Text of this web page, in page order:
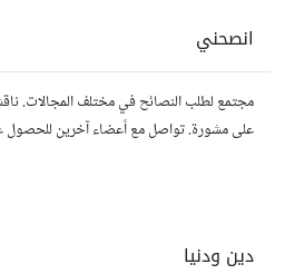
انصحني
مجتمع لطلب النصائح في مختلف المجالات.
على مشورة. تواصل مع أعضاء آخرين للحصول
دين ودنيا